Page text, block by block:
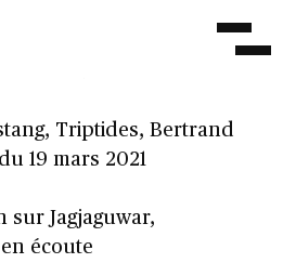
Triptides, Bertrand
19 mars 2021
sur Jagjaguwar,
écoute